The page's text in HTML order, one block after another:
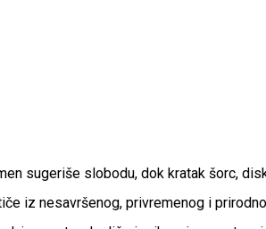
sugeriše slobodu, dok kratak šorc,
iz nesavršenog, privremenog i